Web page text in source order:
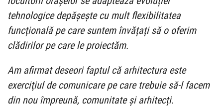
tehnologice depășește cu mult flexibilitatea
funcțională pe care suntem învățați să o oferim
clădirilor pe care le proiectăm.
Am afirmat deseori faptul că arhitectura este
exerciţiul de comunicare pe care trebuie să-l facem
din nou împreună, comunitate și arhitecți.